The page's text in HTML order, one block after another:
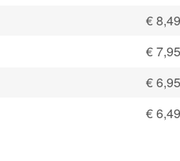
€ 8,49
€ 7,95
€ 6,95
€ 6,49